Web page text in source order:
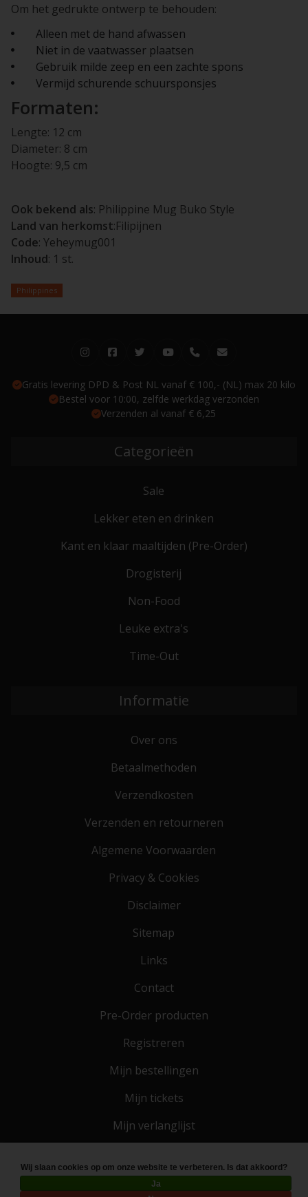
Om het gedrukte ontwerp te behouden:
Alleen met de hand afwassen
Niet in de vaatwasser plaatsen
Gebruik milde zeep en een zachte spons
Vermijd schurende schuursponsjes
Formaten:
Lengte: 12 cm
Diameter: 8 cm
Hoogte: 9,5 cm
Ook bekend als: Philippine Mug Buko Style
Land van herkomst:Filipijnen
Code: Yeheymug001
Inhoud: 1 st.
Philippines
Gratis levering DPD & Post NL vanaf € 100,- (NL) max 20 kilo
Bestel voor 10:00, zelfde werkdag verzonden
Verzenden al vanaf € 6,25
Categorieën
Sale
Lekker eten en drinken
Kant en klaar maaltijden (Pre-Order)
Drogisterij
Non-Food
Leuke extra's
Time-Out
Informatie
Over ons
Betaalmethoden
Verzendkosten
Verzenden en retourneren
Algemene Voorwaarden
Privacy & Cookies
Disclaimer
Sitemap
Links
Contact
Pre-Order producten
Registreren
Mijn bestellingen
Mijn tickets
Mijn verlanglijst
© Copyright 2026 Toko 4 All- Powered byLightspeed
Wij slaan cookies op om onze website te verbeteren. Is dat akkoord?
Ja